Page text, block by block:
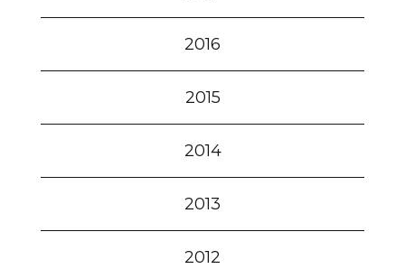
2016
2015
2014
2013
2012